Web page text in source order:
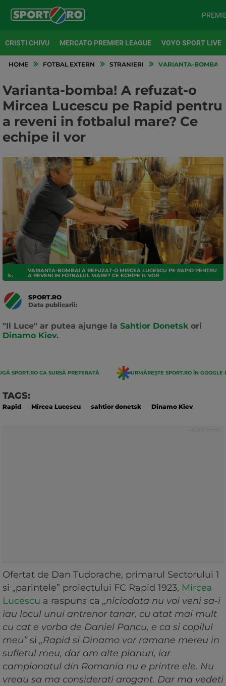
CRISTI CHIVU MERCATO PREMIER LEAGUE VOYO SPORT LIVE
HOME FOTBAL EXTERN STRANIERI VARIANTA-BOMBA!
Varianta-bomba! A refuzat-o
Mircea Lucescu pe Rapid pentru
a reveni in fotbalul mare? Ce
echipe il vor
STRANIERI
VARIANTA-BOMBA! A REFUZAT-O MIRCEA LUCESCU PE RAPID PENTRU
A REVENI IN FOTBALUL MARE? CE ECHIPE IL VOR
SPORT.RO
Data publicarii:
"Il Luce" ar putea ajunge la Sahtior Donetskori
Dinamo Kiev.
SPORT.RO CA SURSĂ PREFERATĂ URMĂREȘTE SPORT.RO ÎN GOOGLE
TAGS:
Rapid Mircea Lucescu sahtior donetsk Dinamo Kiev
Ofertat de Dan Tudorache, primarul Sectorului 1
si „parintele” proiectului FC Rapid 1923, Mircea
Lucescu a raspuns ca „niciodata nu voi veni sa-i
iau locul unui antrenor tanar, cu atat mai mult
cu cat e vorba de Daniel Pancu, e ca si copilul
meu”si „Rapid si Dinamo vor ramane mereu in
sufletul meu, dar am alte planuri, iar
campionatul din Romania nu e printre ele. Nu
vreau sa ma considerati arogant. Dar ma vedeti